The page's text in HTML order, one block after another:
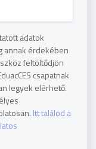
adatok
annak érdekében
feltöltődjön
csapatnak
legyek elérhető.
Itt találod a